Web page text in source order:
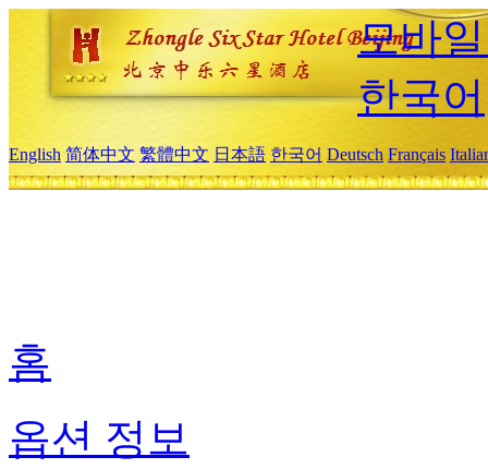
모바
한국어
English 简体中文 繁體中文 日本語 한국어 Deutsch Français
홈
옵션 정보